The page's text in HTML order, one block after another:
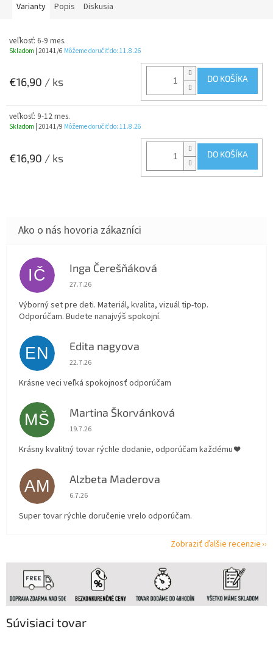
Súvisiaci tovar
Varianty Popis Diskusia
veľkosť: 6-9 mes.
Skladom | 20141/6 Môžeme doručiť do: 11.8.26
€16,90 / ks DO KOŠÍKA
veľkosť: 9-12 mes.
Skladom | 20141/9 Môžeme doručiť do: 11.8.26
€16,90 / ks DO KOŠÍKA
IČ Inga Čerešňáková
Hodnotenie obchodu je 5 z 5 hviezdičiek.
27.7.26
Výborný set pre deti. Materiál, kvalita, vizuál tip-top.
Odporúčam. Budete nanajvýš spokojní.
EN Edita nagyova
Hodnotenie obchodu je 5 z 5 hviezdičiek.
22.7.26
Krásne veci veľká spokojnosť odporúčam
MŠ Martina Škorvánková
Hodnotenie obchodu je 5 z 5 hviezdičiek.
19.7.26
Krásny kvalitný tovar rýchle dodanie, odporúčam každému ❤️
AM Alzbeta Maderova
Hodnotenie obchodu je 5 z 5 hviezdičiek.
6.7.26
Super tovar rýchle doručenie vrelo odporúčam.
Zobraziť ďalšie recenzie